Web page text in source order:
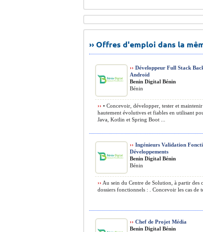
›› Offres d'emploi dans la
›› Développeur Full Stack
Android
Benin Digital Bénin
Bénin
›› • Concevoir, développer, tester et
hautement évolutives et fiables en utilisant
Java, Kotlin et Spring Boot ...
›› Ingénieurs Validation
Développements
Benin Digital Bénin
Bénin
›› Au sein du Centre de Solution, à partir des
dossiers fonctionnels : . Concevoir les cas de
›› Chef de Projet Média
Benin Digital Bénin